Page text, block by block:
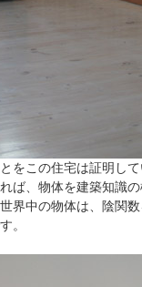
をこの住宅は証明し
ば、物体を建築知識
界中の物体は、陰関
。